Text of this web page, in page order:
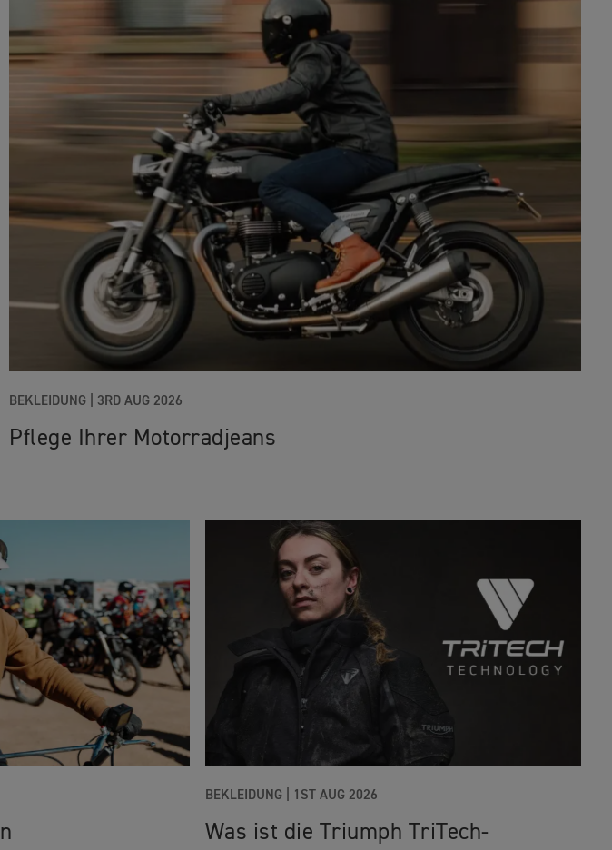
BEKLEIDUNG | 3RD AUG 2026
Pflege Ihrer Motorradjeans
BEKLEIDUNG | 1ST AUG 2026
Was ist die Triumph TriTech-